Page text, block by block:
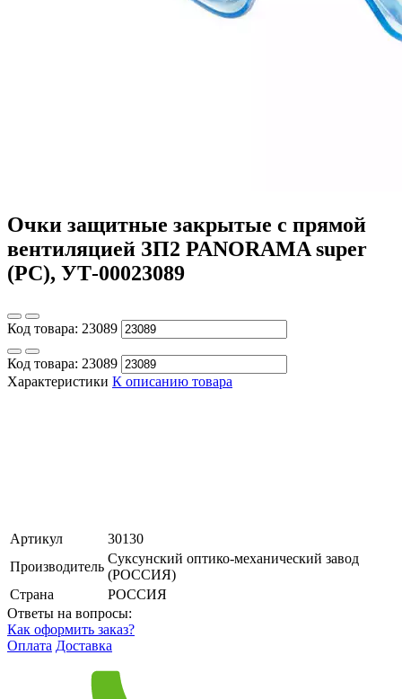
Очки защитные закрытые с прямой
вентиляцией ЗП2 PANORAMA super
(PC), УТ-00023089
Код товара: 23089
Код товара: 23089
Характеристики К описанию товара
Артикул
30130
Производитель
Суксунский оптико-механический завод
(РОССИЯ)
Страна
РОССИЯ
Ответы на вопросы:
Как оформить заказ?
Оплата Доставка